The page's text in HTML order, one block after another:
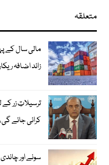
متعلقہ
زائد اضافہ
ترسیلاتِ زر
کرائی جائے
سونے اور